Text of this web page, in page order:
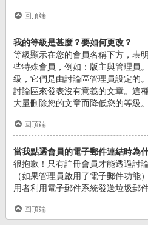
回頂端
我的等級是甚麼？要如何更改？
等級顯示在您的會員名稱下方，表
些特殊會員，例如：版主與管理員
級，它們是由討論區管理員設定的
討論區來發表沒有意義的文章。這
大量刪除您的文章而降低您的等級。
回頂端
當我點選會員的電子郵件連結時為
很抱歉！只有註冊會員才能透過討
（如果管理員啟用了電子郵件功能
用者利用電子郵件系統發送垃圾郵件
回頂端